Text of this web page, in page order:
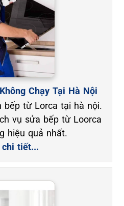
Chạy Tại Hà Nội
bếp từ Lorca tại hà nội.
vụ sửa bếp từ Loorca
hiệu quả nhất.
chi tiết...